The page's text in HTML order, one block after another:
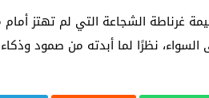
غرناطة الشجاعة التي لم تهتز
السواء، نظرًا لما أبدته من صمود